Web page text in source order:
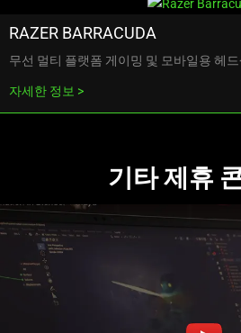
RAZER BARRACUDA
무선 멀티 플랫폼 게이밍 및 모바일용 헤
자세한 정보
기타 제휴